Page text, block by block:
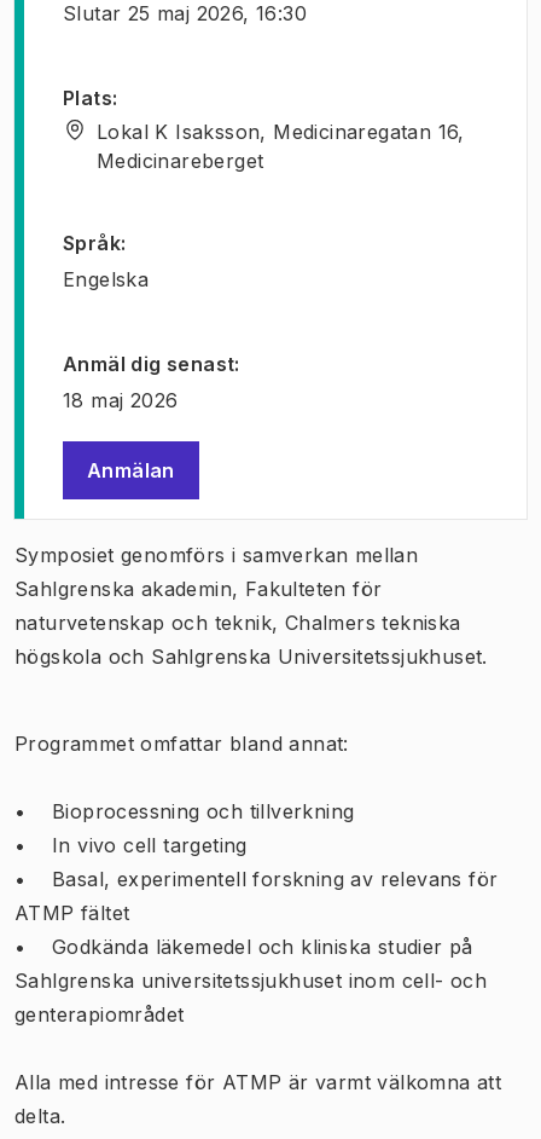
Slutar 25 maj 2026, 16:30
Plats:
Lokal K Isaksson, Medicinaregatan 16,
Medicinareberget
Språk:
Engelska
Anmäl dig senast:
18 maj 2026
Anmälan
(Öppnas i ny flik
Symposiet genomförs i samverkan mellan
Sahlgrenska akademin, Fakulteten för
naturvetenskap och teknik, Chalmers tekniska
högskola och Sahlgrenska Universitetssjukhuset.
Programmet omfattar bland annat:
• Bioprocessning och tillverkning
• In vivo cell targeting
• Basal, experimentell forskning av relevans för
ATMP fältet
• Godkända läkemedel och kliniska studier på
Sahlgrenska universitetssjukhuset inom cell- och
genterapiområdet
Alla med intresse för ATMP är varmt välkomna att
delta.